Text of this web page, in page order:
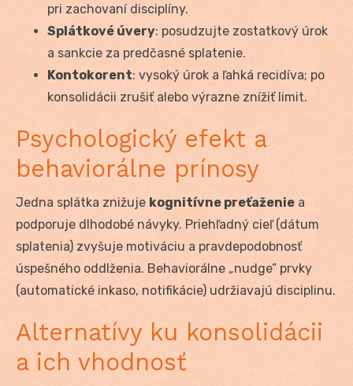
pri zachovaní disciplíny.
Splátkové úvery: posudzujte zostatkový úrok
a sankcie za predčasné splatenie.
Kontokorent: vysoký úrok a ľahká recidíva; po
konsolidácii zrušiť alebo výrazne znížiť limit.
Psychologický efekt a
behaviorálne prínosy
Jedna splátka znižuje kognitívne preťaženie a
podporuje dlhodobé návyky. Priehľadný cieľ (dátum
splatenia) zvyšuje motiváciu a pravdepodobnosť
úspešného oddlženia. Behaviorálne „nudge” prvky
(automatické inkaso, notifikácie) udržiavajú disciplinu.
Alternatívy ku konsolidácii
a ich vhodnosť